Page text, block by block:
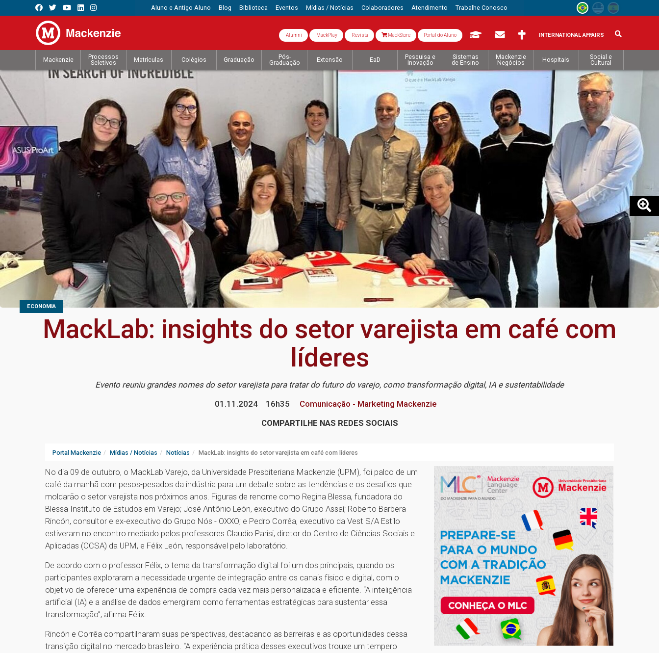
Aluno e Antigo Aluno Blog Biblioteca Eventos Mídias / Notícias Colaboradores Atendimento Trabalhe Conosco
Alumni MackPlay Revista MackStore Portal do Aluno INTERNATIONAL AFFAIRS
Mackenzie
Processos
Seletivos
Matrículas Colégios Graduação
Pós-
Graduação
Extensão EaD
Pesquisa e
Inovação
Sistemas
de Ensino
Mackenzie
Negócios
Hospitais
Social e
Cultural
ECONOMIA
MackLab: insights do setor varejista em café com
líderes
Evento reuniu grandes nomes do setor varejista para tratar do futuro do varejo, como transformação digital, IA e sustentabilidade
01.11.2024
16h35
Comunicação - Marketing Mackenzie
COMPARTILHE NAS REDES SOCIAIS
Portal Mackenzie Mídias / Notícias Notícias MackLab: insights do setor varejista em café com líderes
No dia 09 de outubro, o MackLab Varejo, da Universidade Presbiteriana Mackenzie (UPM), foi palco de um
café da manhã com pesos-pesados da indústria para um debate sobre as tendências e os desafios que
moldarão o setor varejista nos próximos anos. Figuras de renome como Regina Blessa, fundadora do
Blessa Instituto de Estudos em Varejo; José Antônio León, executivo do Grupo Assaí; Roberto Barbera
Rincón, consultor e ex-executivo do Grupo Nós - OXXO; e Pedro Corrêa, executivo da Vest S/A Estilo
estiveram no encontro mediado pelos professores Claudio Parisi, diretor do Centro de Ciências Sociais e
Aplicadas (CCSA) da UPM, e Félix León, responsável pelo laboratório.
De acordo com o professor Félix, o tema da transformação digital foi um dos principais, quando os
participantes exploraram a necessidade urgente de integração entre os canais físico e digital, com o
objetivo de oferecer uma experiência de compra cada vez mais personalizada e eficiente. “A inteligência
artificial (IA) e a análise de dados emergiram como ferramentas estratégicas para sustentar essa
transformação”, afirma Félix.
Rincón e Corrêa compartilharam suas perspectivas, destacando as barreiras e as oportunidades dessa
transição digital no mercado brasileiro. “A experiência prática desses executivos trouxe um tempero